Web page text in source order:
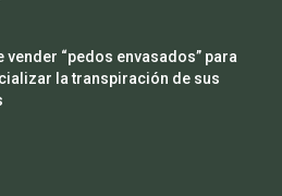
vender “pedos envasados” para
la transpiración de sus